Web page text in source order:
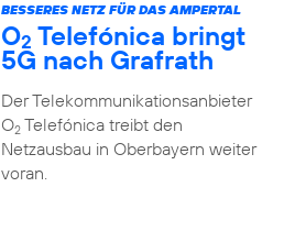
BESSERES NETZ FÜR DAS AMPERTAL
O2 Telefónica bringt
5G nach Grafrath
Der Telekommunikationsanbieter
O2Telefónica treibt den
Netzausbau in Oberbayern weiter
voran.